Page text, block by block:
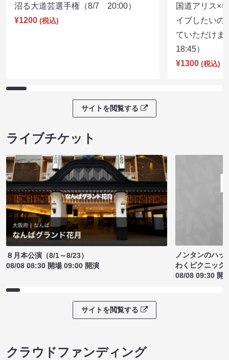
沼る大道芸選手権（8/7 20:00）
¥1200 (税込)
国道アリス×
イブしたいの
ていただけ
18:45）
¥1300 (税込)
サイトを閲覧する
ライブチケット
８月本公演（8/1～8/23）
08/08 08:30 開場 09:00 開演
ノンタンのハッ
わくピクニック
08/08 09:30 開
サイトを閲覧する
クラウドファンディング